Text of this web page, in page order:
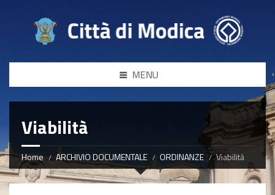
MENU
Viabilità
Home ARCHIVIO DOCUMENTALE ORDINANZE Viabilità